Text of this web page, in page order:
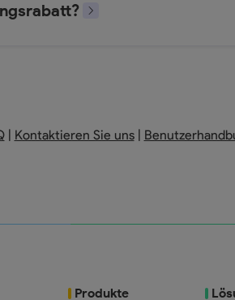
| Kontaktieren Sie uns|
Produkte